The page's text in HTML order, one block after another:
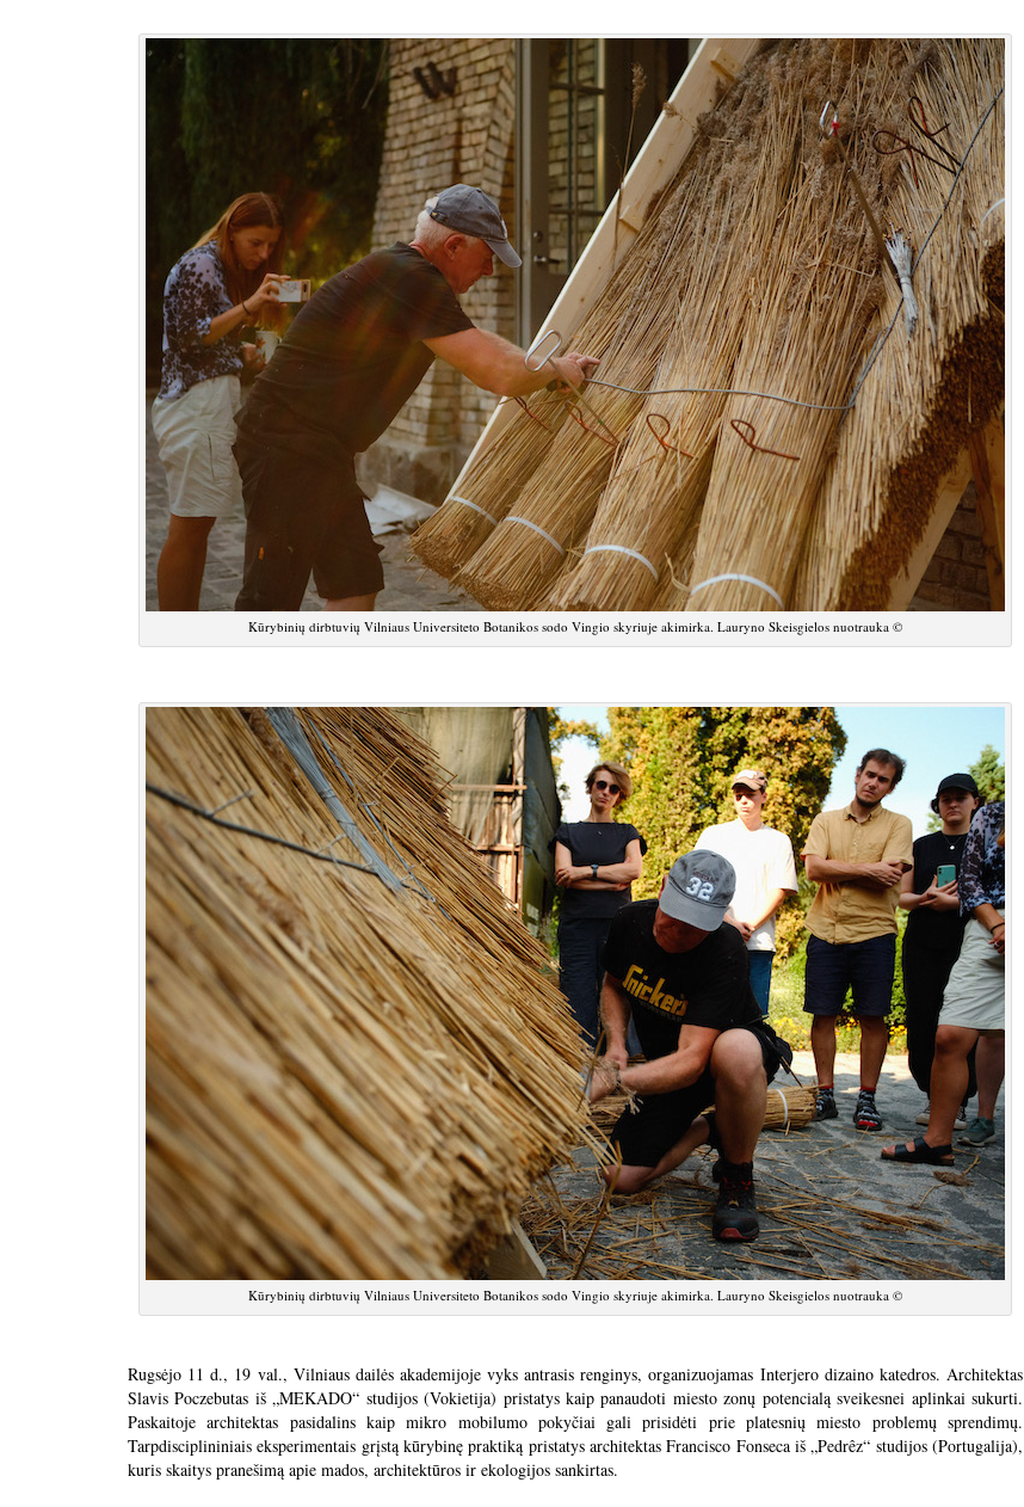
Kūrybinių dirbtuvių Vilniaus Universiteto Botanikos sodo Vingio skyriuje akimirka. Lauryno Skeisgielos nuotrauka ©
Kūrybinių dirbtuvių Vilniaus Universiteto Botanikos sodo Vingio skyriuje akimirka. Lauryno Skeisgielos nuotrauka ©
Rugsėjo 11 d., 19 val., Vilniaus dailės akademijoje vyks antrasis renginys, organizuojamas Interjero dizaino katedros. Architektas
Slavis Poczebutas iš „MEKADO“ studijos (Vokietija) pristatys kaip panaudoti miesto zonų potencialą sveikesnei aplinkai sukurti.
Paskaitoje architektas pasidalins kaip mikro mobilumo pokyčiai gali prisidėti prie platesnių miesto problemų sprendimų.
Tarpdisciplininiais eksperimentais grįstą kūrybinę praktiką pristatys architektas Francisco Fonseca iš „Pedrêz“ studijos (Portugalija),
kuris skaitys pranešimą apie mados, architektūros ir ekologijos sankirtas.